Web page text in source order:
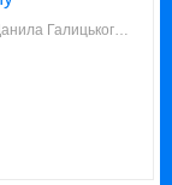
Галицького, 11/1